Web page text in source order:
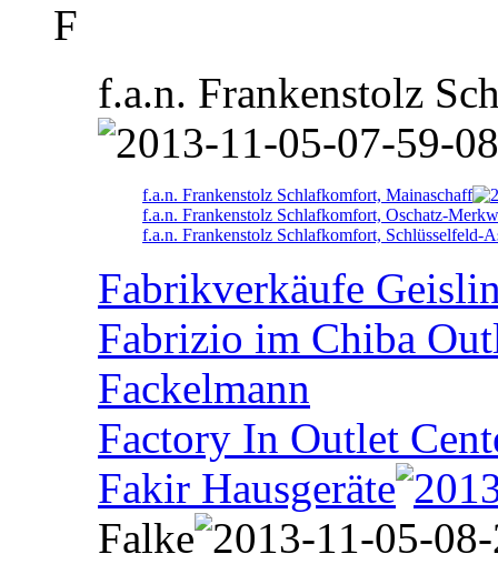
F
f.a.n. Frankenstolz
f.a.n. Frankenstolz Schlafkomfort, Mainaschaff
f.a.n. Frankenstolz Schlafkomfort, Oschatz-
f.a.n. Frankenstolz Schlafkomfort, Schlüsselfeld-
Fabrikverkäufe
Fabrizio im Chiba
Fackelmann
Factory In Outlet
Fakir Hausgeräte
Falke